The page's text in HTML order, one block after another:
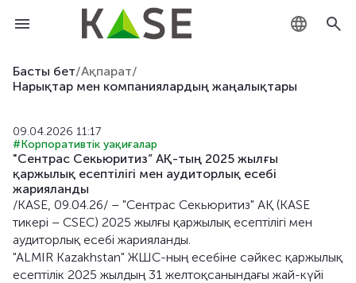
Басты бет/Ақпарат/
Нарықтар мен компаниялардың жаңалықтары
09.04.2026 11:17
#Корпоративтік уақиғалар
"Сентрас Секьюритиз” АҚ-тың 2025 жылғы
қаржылық есептілігі мен аудиторлық есебі
жарияланды
/KASE, 09.04.26/ – "Сентрас Секьюритиз" АҚ (KASE
тикері – CSEC) 2025 жылғы қаржылық есептілігі мен
аудиторлық есебі жарияланды.
"ALMIR Kazakhstan" ЖШС-ның есебіне сәйкес қаржылық
есептілік 2025 жылдың 31 желтоқсанындағы жай-күйі